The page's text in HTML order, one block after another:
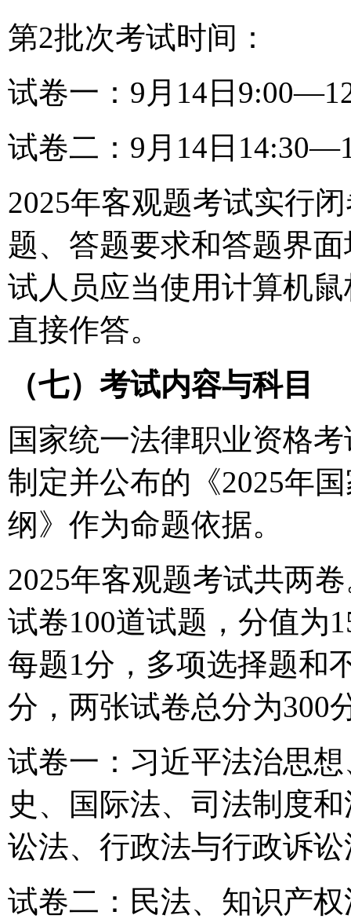
第2批次考试时间：
试卷一：9月14日
试卷二：9月14日
2025年客观题考试实行
题、答题要求和答题界
试人员应当使用计算机
直接作答。
（七）考试内容与科目
国家统一法律职业资格
制定并公布的《2025年
纲》作为命题依据。
2025年客观题考试共两
试卷100道试题，分值为
每题1分，多项选择题和
分，两张试卷总分为300
试卷一：习近平法治思
史、国际法、司法制度
讼法、行政法与行政诉讼
试卷二：民法、知识产